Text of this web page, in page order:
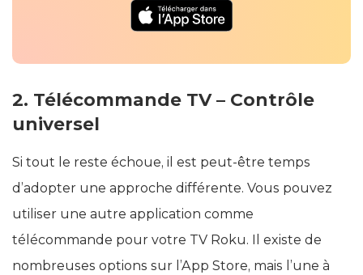
2. Télécommande TV – Contrôle
universel
Si tout le reste échoue, il est peut-être temps
d’adopter une approche différente. Vous pouvez
utiliser une autre application comme
télécommande pour votre TV Roku. Il existe de
nombreuses options sur l’App Store, mais l’une à